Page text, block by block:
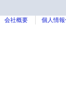
会社概要 個人情